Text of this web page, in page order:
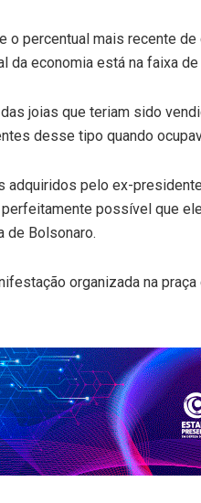
o percentual mais recente
da economia está na faixa
joias que teriam sido
desse tipo quando
adquiridos pelo ex-
possível que
de Bolsonaro.
organizada na